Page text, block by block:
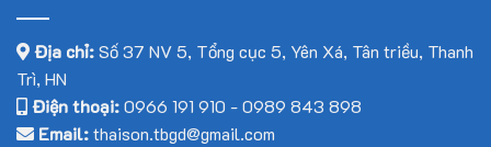
Địa chỉ:Số 37 NV 5, Tổng cục 5, Yên Xá, Tân triều, Thanh
Trì, HN
Điện thoại:0966 191 910 -0989 843 898
Email:thaison.tbgd@gmail.com